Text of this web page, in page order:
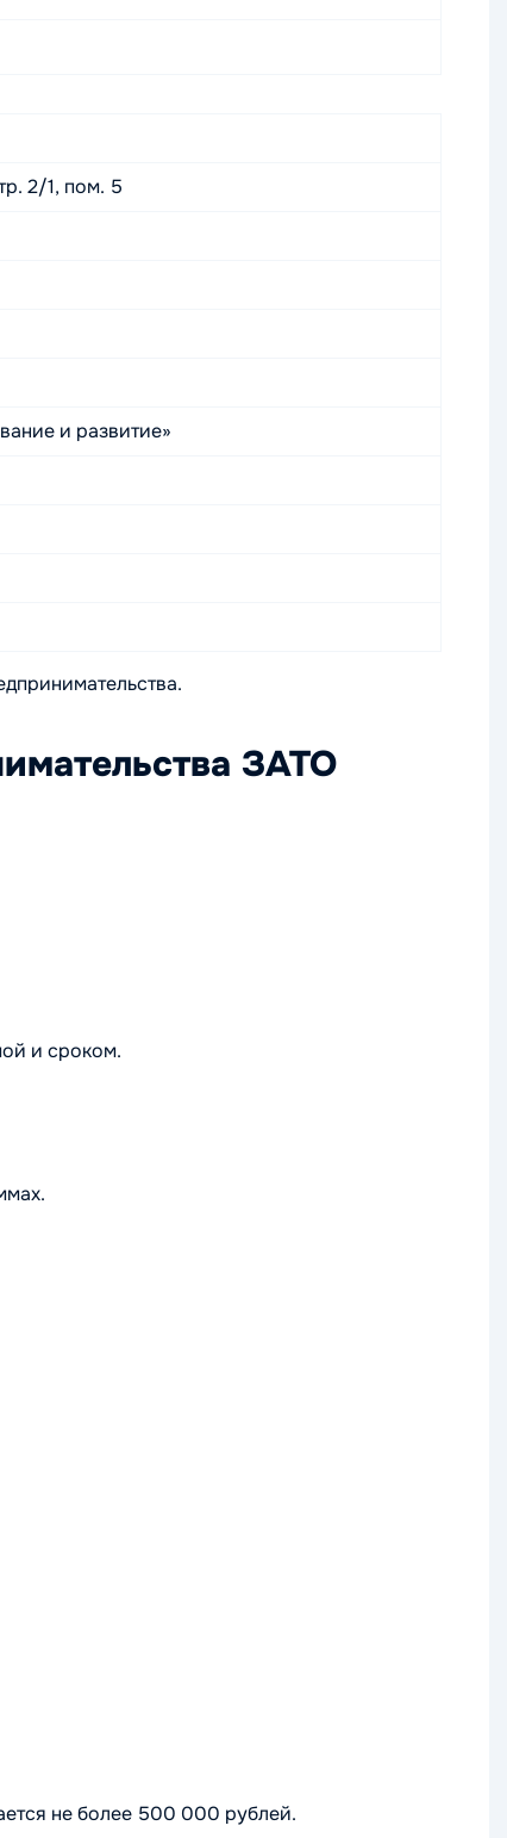
2/1, пом. 5
и развитие»
ЗАТО
и сроком.
не более 500 000 рублей.